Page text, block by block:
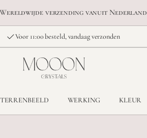
Wereldwijde verzending vanuit Nederland
Voor 11:00 besteld, vandaag verzonden
WERKING KLEUR